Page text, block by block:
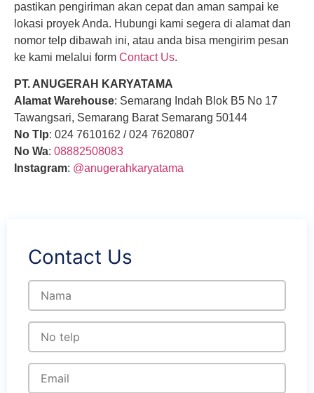
pastikan pengiriman akan cepat dan aman sampai ke
lokasi proyek Anda. Hubungi kami segera di alamat dan
nomor telp dibawah ini, atau anda bisa mengirim pesan
ke kami melalui form Contact Us.
PT. ANUGERAH KARYATAMA
Alamat Warehouse: Semarang Indah Blok B5 No 17
Tawangsari, Semarang Barat Semarang 50144
No Tlp: 024 7610162 / 024 7620807
No Wa: 08882508083
Instagram: @anugerahkaryatama
Contact Us